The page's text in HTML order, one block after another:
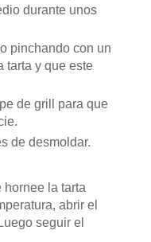
durante unos
pinchando con un
tarta y que este
de grill para que
de desmoldar.
hornee la tarta
abrir el
seguir el